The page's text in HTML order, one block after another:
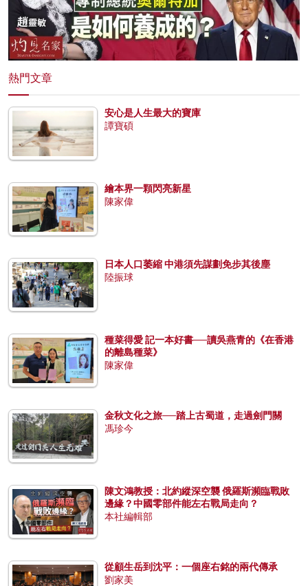
熱門文章
安心是人生最大的寶庫
譚寶碩
繪本界一顆閃亮新星
陳家偉
日本人口萎縮 中港須先謀劃免步其後塵
陸振球
種菜得愛 記一本好書──讀吳燕青的《在香港
的離島種菜》
陳家偉
金秋文化之旅──踏上古蜀道，走過劍門關
馮珍今
陳文鴻教授：北約縱深空襲 俄羅斯瀕臨戰敗
邊緣？中國零部件能左右戰局走向？
本社編輯部
從顧生岳到沈平：一個座右銘的兩代傳承
劉家美